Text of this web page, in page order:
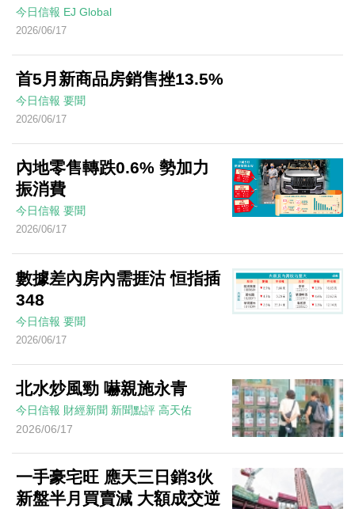
今日信報 EJ Global
2026/06/17
首5月新商品房銷售挫13.5%
今日信報 要聞
2026/06/17
內地零售轉跌0.6% 勢加力
振消費
今日信報 要聞
2026/06/17
數據差內房內需捱沽 恒指插
348
今日信報 要聞
2026/06/17
北水炒風勁 嚇親施永青
今日信報 財經新聞 新聞點評 高天佑
2026/06/17
一手豪宅旺 應天三日銷3伙
新盤半月買賣減 大額成交逆